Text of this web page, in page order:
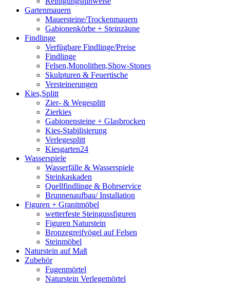
Gartenmauern
Mauersteine/Trockenmauern
Gabionenkörbe + Steinzäune
Findlinge
Verfügbare Findlinge/Preise
Findlinge
Felsen,Monolithen,Show-Stones
Skulpturen & Feuertische
Versteinerungen
Kies,Splitt
Zier- & Wegesplitt
Zierkies
Gabionensteine + Glasbrocken
Kies-Stabilisierung
Verlegesplitt
Kiesgarten24
Wasserspiele
Wasserfälle & Wasserspiele
Steinkaskaden
Quellfindlinge & Bohrservice
Brunnenaufbau/ Installation
Figuren + Granitmöbel
wetterfeste Steingussfiguren
Figuren Naturstein
Bronzegreifvögel auf Felsen
Steinmöbel
Naturstein auf Maß
Zubehör
Fugenmörtel
Naturstein Verlegemörtel